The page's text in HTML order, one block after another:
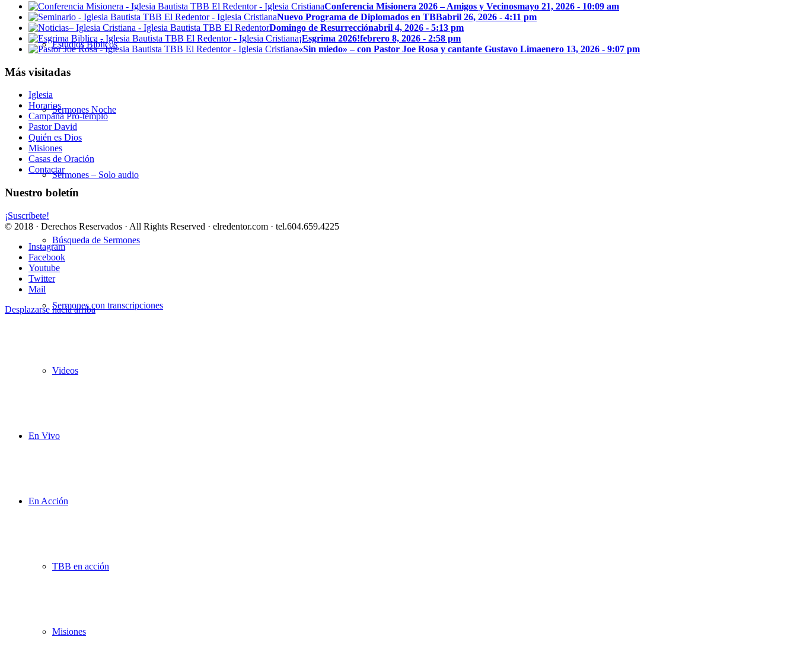
Estudios Bíblicos
Sermones Noche
Sermones – Solo audio
Búsqueda de Sermones
Sermones con transcripciones
Videos
En Vivo
En Acción
TBB en acción
Misiones
Conferencia Misionera 2026 – Amigos y Vecinosmayo 21, 2026 - 10:09 am
Nuevo Programa de Diplomados en TBBabril 26, 2026 - 4:11 pm
Domingo de Resurrecciónabril 4, 2026 - 5:13 pm
¡Esgrima 2026!febrero 8, 2026 - 2:58 pm
«Sin miedo» – con Pastor Joe Rosa y cantante Gustavo Limaenero 13, 2026 - 9:07 pm
Más visitadas
Iglesia
Horarios
Campaña Pro-templo
Pastor David
Quién es Dios
Misiones
Casas de Oración
Contactar
Nuestro boletín
¡Suscríbete!
© 2018 · Derechos Reservados · All Rights Reserved · elredentor.com · tel.604.659.4225
Instagram
Facebook
Youtube
Twitter
Mail
Desplazarse hacia arriba